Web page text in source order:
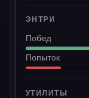
ЭНТРИ
Побед
Попыток
УТИЛИТЫ